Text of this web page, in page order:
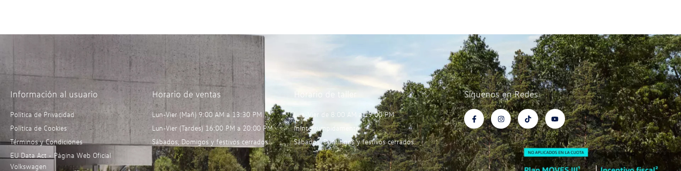
Información al usuario
Política de Privacidad
Política de Cookies
Términos y Condiciones
EU Data Act - Página Web Oficial
Volkswagen
Horario de ventas
Lun-Vier (Mañ) 9:00 AM a 13:30 PM
Lun-Vier (Tardes) 16:00 PM a 20:00 PM
Sábados, Domigos y festivos cerrados.
Horario de taller
Lun-Vier de 8:00 AM a 19:00 PM
Ininterrumpidamente.
Sábados, Domingos y festivos cerrados.
Síguenos en Redes